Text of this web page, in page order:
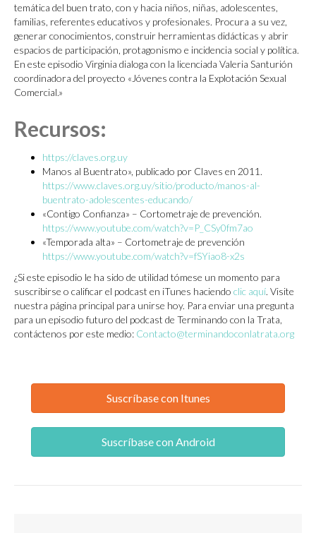
temática del buen trato, con y hacia niños, niñas, adolescentes,
familias, referentes educativos y profesionales. Procura a su vez,
generar conocimientos, construir herramientas didácticas y abrir
espacios de participación, protagonismo e incidencia social y política.
En este episodio Virginia dialoga con la licenciada Valeria Santurión
coordinadora del proyecto «Jóvenes contra la Explotación Sexual
Comercial.»
Recursos:
https://claves.org.uy
Manos al Buentrato», publicado por Claves en 2011.
https://www.claves.org.uy/sitio/producto/manos-al-
buentrato-adolescentes-educando/
«Contigo Confianza» – Cortometraje de prevención.
https://www.youtube.com/watch?v=P_CSy0fm7ao
«Temporada alta» – Cortometraje de prevención
https://www.youtube.com/watch?v=fSYiao8-x2s
¿Si este episodio le ha sido de utilidad tómese un momento para
suscribirse o calificar el podcast en iTunes haciendo clic aquí. Visite
nuestra página principal para unirse hoy. Para enviar una pregunta
para un episodio futuro del podcast de Terminando con la Trata,
contáctenos por este medio: Contacto@terminandoconlatrata.org
Suscríbase con Itunes
Suscríbase con Android